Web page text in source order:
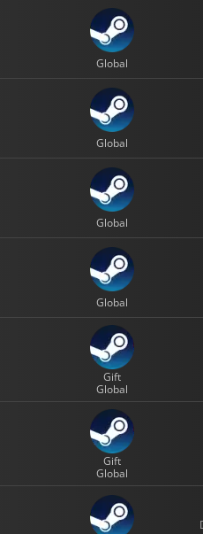
Global
Global
Global
Global
Gift
Global
Gift
Global